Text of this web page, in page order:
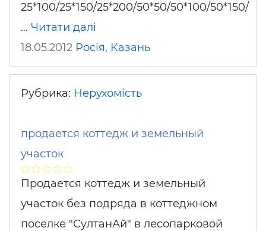
25*100/25*150/25*200/50*50/50*100/50*150/
… Читати далі
18.05.2012 Росія, Казань
Рубрика: Нерухомість
продается коттедж и земельный
участок
Продается коттедж и земельный
участок без подряда в коттеджном
поселке "СултанАй" в лесопарковой